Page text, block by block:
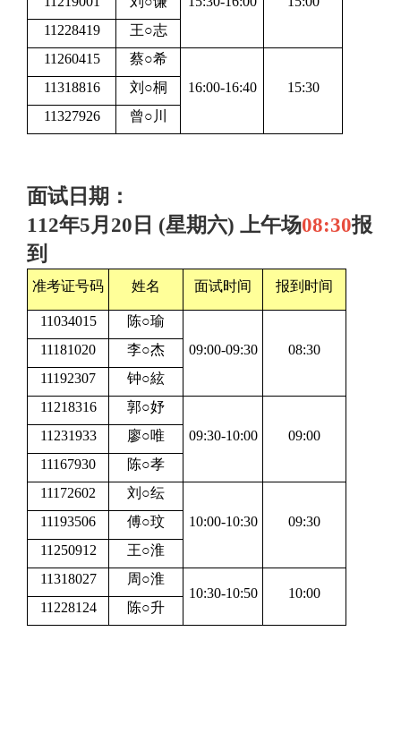
11228419
王○志
11260415
蔡○希
16:00-16:40
15:30
11318816
刘○桐
11327926
曾○川
面试日期：
112年5月20日 (星期六) 上午场08:30报
到
准考证号码 姓名 面试时间 报到时间
11034015
陈○瑜
09:00-09:30
08:30
11181020
李○杰
11192307
钟○絃
11218316
郭○妤
09:30-10:00
09:00
11231933
廖○唯
11167930
陈○孝
11172602
刘○纭
10:00-10:30
09:30
11193506
傅○玟
11250912
王○淮
11318027
周○淮
10:30-10:50
10:00
11228124
陈○升